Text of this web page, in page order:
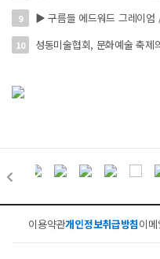
9 ▶ 구름들 에드워드 그레이엄
10
이용약관개인정보취급방침이